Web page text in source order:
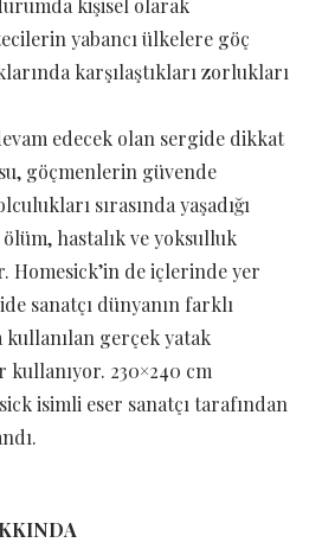
kişisel olarak
yabancı ülkelere göç
karşılaştıkları zorlukları
edecek olan sergide dikkat
göçmenlerin güvende
sırasında yaşadığı
hastalık ve yoksulluk
Homesick’in de içlerinde yer
sanatçı dünyanın farklı
gerçek yatak
230×240 cm
isimli eser sanatçı tarafından